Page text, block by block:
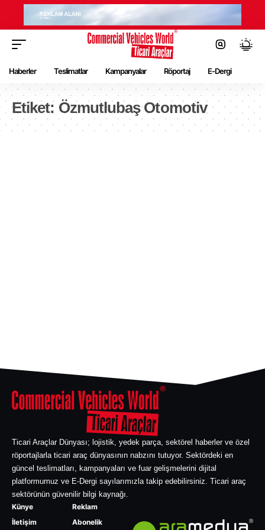
Haberler Teslimatlar Kampanyalar Röportaj E-Dergi
Etiket: Özmutlubaş Otomotiv
Ticari Araçlar Dünyası; lojistik, yedek parça, sektörel haberler ve özel
röportajlarla ticari araç dünyasının nabzını tutuyor. Sektördeki en
güncel teslimatları, kampanyaları ve fuar gelişmelerini dijital
platformumuz ve E-Dergi sayılarımızla takip edebilirsiniz. Ticari araç
sektörünün güvenilir bilgi kaynağı.
Künye
İletişim
Reklam
Abonelik